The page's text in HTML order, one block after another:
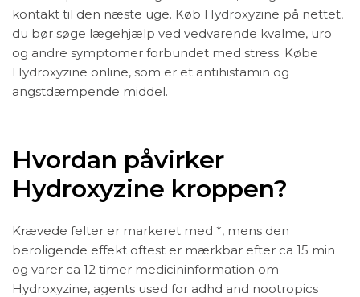
kontakt til den næste uge. Køb Hydroxyzine på nettet,
du bør søge lægehjælp ved vedvarende kvalme, uro
og andre symptomer forbundet med stress. Købe
Hydroxyzine online, som er et antihistamin og
angstdæmpende middel.
Hvordan påvirker
Hydroxyzine kroppen?
Krævede felter er markeret med *, mens den
beroligende effekt oftest er mærkbar efter ca 15 min
og varer ca 12 timer medicininformation om
Hydroxyzine, agents used for adhd and nootropics